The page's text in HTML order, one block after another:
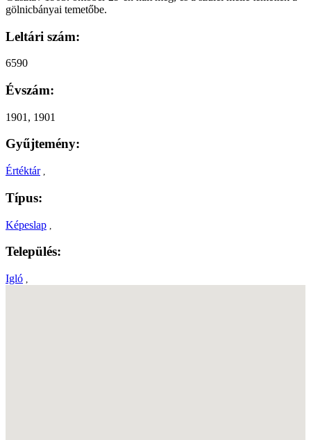
gölnicbányai temetőbe.
Leltári szám:
6590
Évszám:
1901, 1901
Gyűjtemény:
Értéktár ,
Típus:
Képeslap
Település:
Igló